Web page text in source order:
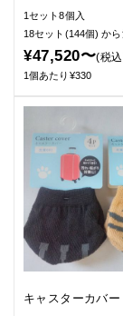
1セット8個入
18セット(144個)か
¥47,520〜(税
1個あたり¥330
キャスターカバ